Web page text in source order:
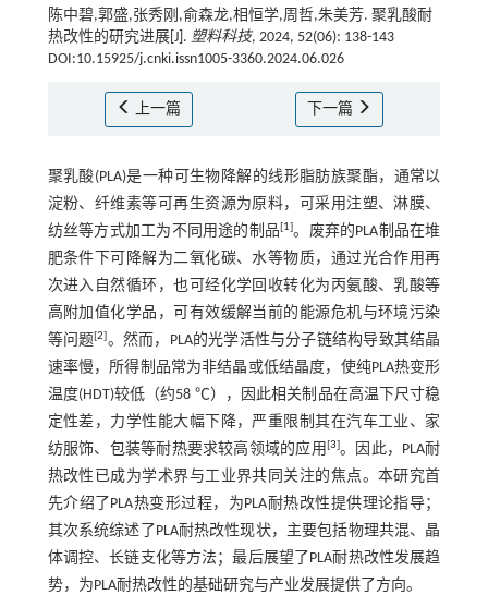
陈中碧,郭盛,张秀刚,俞森龙,相恒学,周哲,朱美芳. 聚乳酸耐
热改性的研究进展[J]. 塑料科技, 2024, 52(06): 138-143
DOI:10.15925/j.cnki.issn1005-3360.2024.06.026
上一篇 下一篇
聚乳酸(PLA)是一种可生物降解的线形脂肪族聚酯，通常以
淀粉、纤维素等可再生资源为原料，可采用注塑、淋膜、
纺丝等方式加工为不同用途的制品[1]。废弃的PLA制品在堆
肥条件下可降解为二氧化碳、水等物质，通过光合作用再
次进入自然循环，也可经化学回收转化为丙氨酸、乳酸等
高附加值化学品，可有效缓解当前的能源危机与环境污染
等问题[2]。然而，PLA的光学活性与分子链结构导致其结晶
速率慢，所得制品常为非结晶或低结晶度，使纯PLA热变形
温度(HDT)较低（约58 ℃），因此相关制品在高温下尺寸稳
定性差，力学性能大幅下降，严重限制其在汽车工业、家
纺服饰、包装等耐热要求较高领域的应用 [3]。因此，PLA耐
热改性已成为学术界与工业界共同关注的焦点。本研究首
先介绍了PLA热变形过程，为PLA耐热改性提供理论指导；
其次系统综述了PLA耐热改性现状，主要包括物理共混、晶
体调控、长链支化等方法；最后展望了PLA耐热改性发展趋
势，为PLA耐热改性的基础研究与产业发展提供了方向。